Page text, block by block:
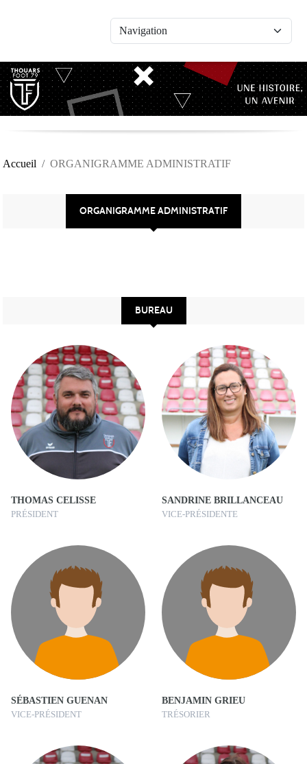
Accueil ORGANIGRAMME ADMINISTRATIF
ORGANIGRAMME ADMINISTRATIF
BUREAU
THOMAS CELISSE
PRÉSIDENT
SANDRINE BRILLANCEAU
VICE-PRÉSIDENTE
SÉBASTIEN GUENAN
VICE-PRÉSIDENT
BENJAMIN GRIEU
TRÉSORIER